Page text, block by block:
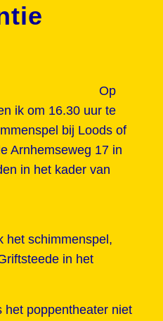
Op
ik om 16.30 uur te
bij Loods of
Arnhemseweg 17 in
in het kader van
het schimmenspel,
in het
het poppentheater niet